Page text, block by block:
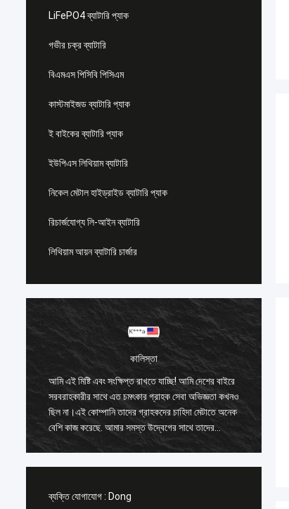
LiFePO4 ব্যাটারি প্যাক
গভীর চক্র ব্যাটারি
বিএমএস পিসিবি পিসিএম
কাস্টমাইজড ব্যাটারি প্যাক
ই বাইকের ব্যাটারি প্যাক
ইউপিএস লিথিয়াম ব্যাটারি
নিকেল মেটাল হাইড্রাইড ব্যাটারি প্যাক
রিচার্জযোগ্য লি-আইন ব্যাটারি
লিথিয়াম আয়ন ব্যাটারি চার্জার
কালিস্তা
আমি এই মিষ্টি এবং সংক্ষিপ্ত রাখতে যাচ্ছি! আমি দেশের বাইরে
সরবরাহকারীর সাথে এত চমৎকার গ্রাহক সেবা অভিজ্ঞতা কখনও
ছিল না।এই কোম্পানি তাদের গ্রাহকদের চাহিদা মেটাতে অনেক
বেশি কাজ করেছে. আমার সমস্ত উদ্বেগের সাথে তাদের
প্রতিক্রিয়া সময় অবিলম্বে সমাধান করা হয়েছিল 100%১-২৪
ব্যক্তি যোগাযোগ : Dong